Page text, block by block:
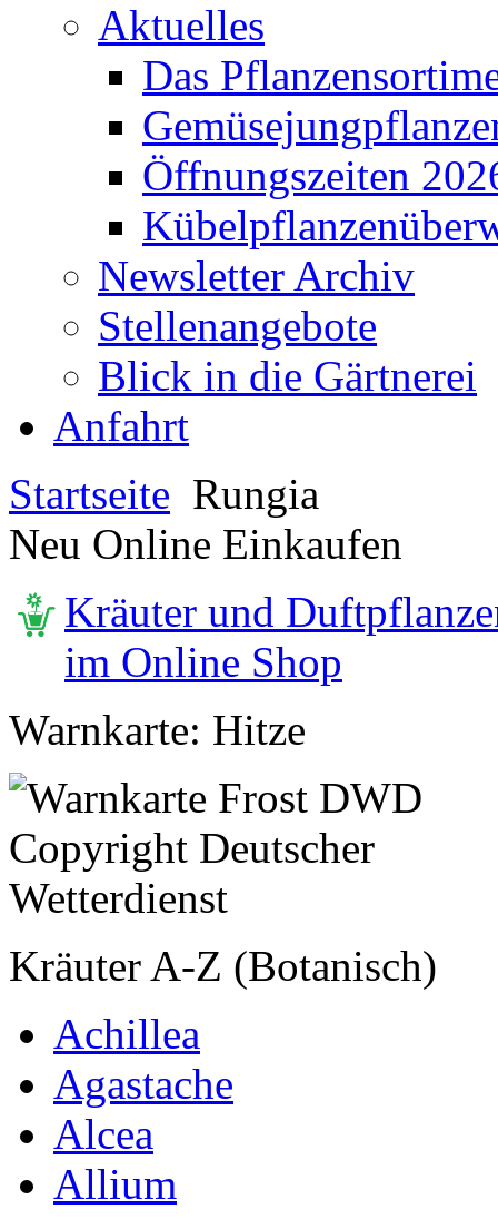
Aktuelles
Das
Öffnungszeiten
Newsletter Archiv
Stellenangebote
Blick in die Gärtnerei
Anfahrt
Startseite Rungia
Neu Online Einkaufen
Kräuter und
im Online Shop
Warnkarte: Hitze
Kräuter A-Z (Botanisch)
Achillea
Agastache
Alcea
Allium